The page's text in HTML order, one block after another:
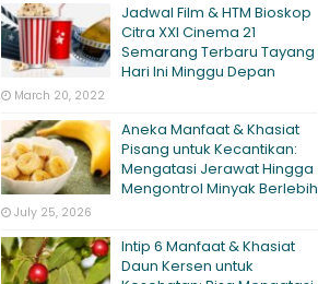
Jadwal Film & HTM Bioskop
Citra XXI Cinema 21
Semarang Terbaru Tayang
Hari Ini Minggu Depan
March 20, 2022
Aneka Manfaat & Khasiat
Pisang untuk Kecantikan:
Mengatasi Jerawat Hingga
Mengontrol Minyak Berlebih
July 25, 2026
Intip 6 Manfaat & Khasiat
Daun Kersen untuk